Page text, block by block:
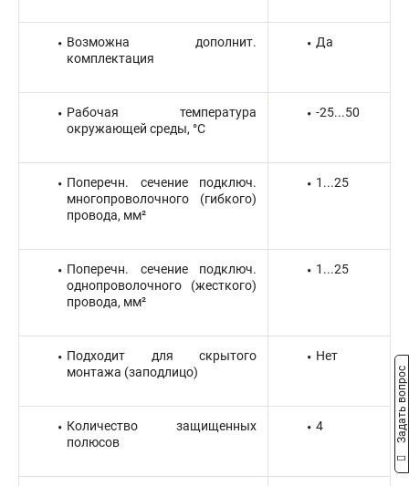
Возможна дополнит.
комплектация
Да
Рабочая температура
окружающей среды, °C
-25...50
Поперечн. сечение подключ.
многопроволочного (гибкого)
провода, мм²
1...25
Поперечн. сечение подключ.
однопроволочного (жесткого)
провода, мм²
1...25
Подходит для скрытого
монтажа (заподлицо)
Нет
Количество защищенных
полюсов
4 Задать вопрос